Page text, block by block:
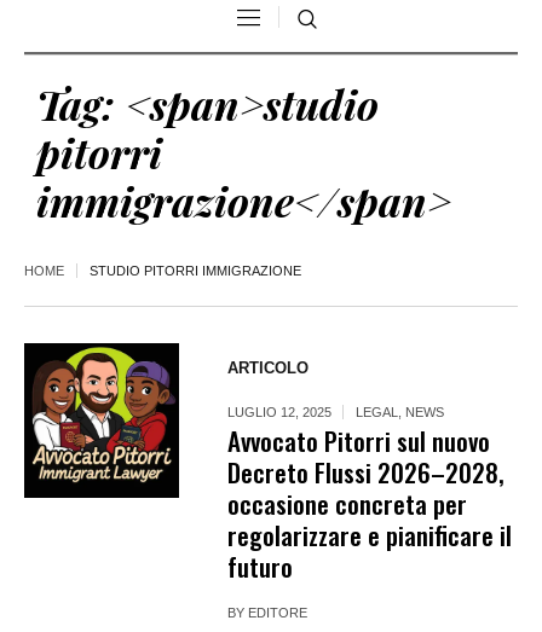
Tag: <span>studio
pitorri
immigrazione</span>
HOME STUDIO PITORRI IMMIGRAZIONE
ARTICOLO
LUGLIO 12, 2025 LEGAL NEWS
Avvocato Pitorri sul nuovo
Decreto Flussi 2026–2028,
occasione concreta per
regolarizzare e pianificare il
futuro
BY EDITORE